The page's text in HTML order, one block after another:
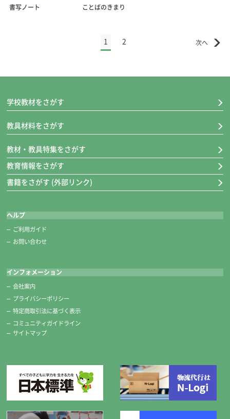
書写ノート ことばのきまり
1 2
学校教材をさがす
教具材料をさがす
教材・教具特集をさがす
教育情報をさがす
書籍をさがす (外部リンク)
ヘルプ
ご利用ガイド
お問い合わせ
インフォメーション
会社案内
プライバシーポリシー
特定商取引法に基づく表示
コミュニティガイドライン
サイトマップ